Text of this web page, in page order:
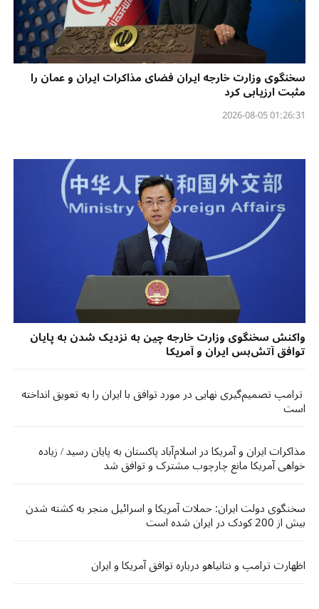
سخنگوی وزارت خارجه ایران فضای مذاکرات ایران و عمان را
مثبت ارزیابی کرد
01:26:31 2026-08-05
واکنش سخنگوی وزارت خارجه چین به نزدیک شدن به پایان
توافق آتش‌بس ایران و آمریکا
ترامپ تصمیم‌گیری نهایی در مورد توافق با ایران را به تعویق انداخته
است
مذاکرات ایران و آمریکا در اسلام‌آباد پاکستان به پایان رسید / زیاده
خواهی آمریکا مانع چارچوب مشترک و‌ توافق شد
سخنگوی دولت ایران: حملات آمریکا و اسرائیل منجر به کشته شدن
بیش از 200 کودک در ایران شده است
اظهارت ترامپ و نتانیاهو درباره توافق آمریکا و ایران